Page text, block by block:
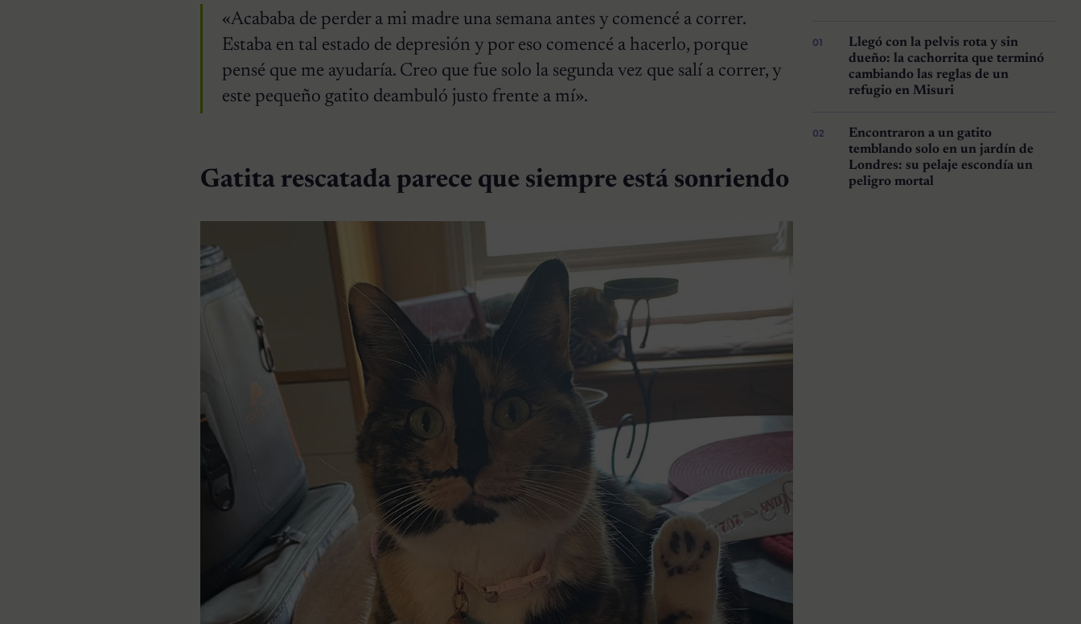
«Acababa de perder a mi madre una semana antes y comencé a correr.
Estaba en tal estado de depresión y por eso comencé a hacerlo, porque
pensé que me ayudaría. Creo que fue solo la segunda vez que salí a correr, y
este pequeño gatito deambuló justo frente a mí».
Gatita rescatada parece que siempre está sonriendo
Llegó con la pelvis rota y sin
dueño: la cachorrita que terminó
cambiando las reglas de un
refugio en Misuri
Encontraron a un gatito
temblando solo en un jardín de
Londres: su pelaje escondía un
peligro mortal